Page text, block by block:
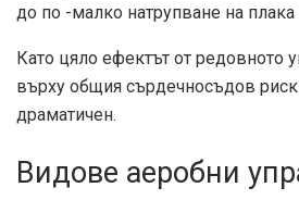
до по -малко натрупване на
Като цяло ефектът от редовното
върху общия сърдечносъдов
драматичен.
Видове аеробни